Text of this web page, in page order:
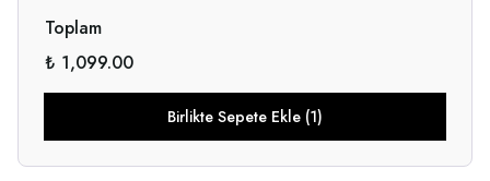
Toplam
₺ 1,099.00
Birlikte Sepete Ekle (1)